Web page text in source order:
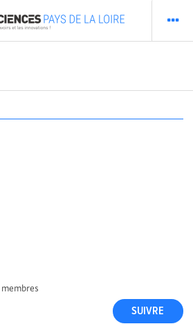
membres
SUIVRE